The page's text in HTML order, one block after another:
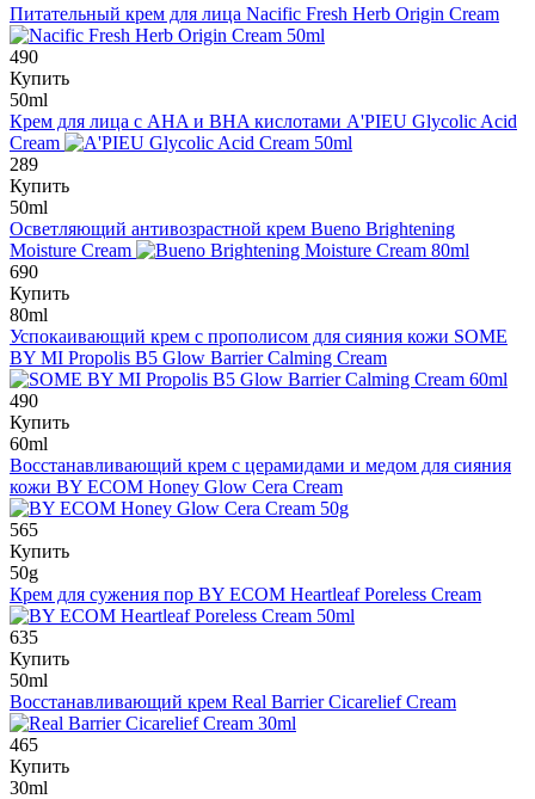
Питательный крем для лица Nacific Fresh Herb Origin Cream
490
Купить
50ml
Крем для лица с AHA и BHA кислотами A'PIEU Glycolic Acid
Cream
289
Купить
50ml
Осветляющий антивозрастной крем Bueno Brightening
Moisture Cream
690
Купить
80ml
Успокаивающий крем с прополисом для сияния кожи SOME
BY MI Propolis B5 Glow Barrier Calming Cream
490
Купить
60ml
Восстанавливающий крем с церамидами и медом для сияния
кожи BY ECOM Honey Glow Cera Cream
565
Купить
50g
Крем для сужения пор BY ECOM Heartleaf Poreless Cream
635
Купить
50ml
Восстанавливающий крем Real Barrier Cicarelief Cream
465
Купить
30ml